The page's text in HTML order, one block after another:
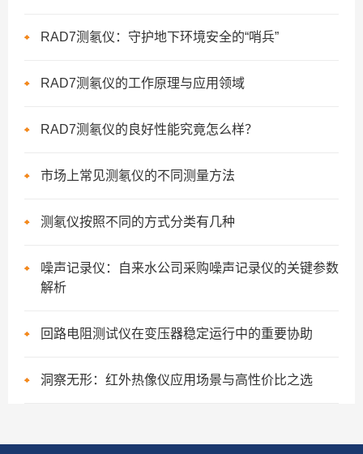
RAD7测氡仪：守护地下环境安全的“哨兵”
RAD7测氡仪的工作原理与应用领域
RAD7测氡仪的良好性能究竟怎么样？
市场上常见测氡仪的不同测量方法
测氡仪按照不同的方式分类有几种
噪声记录仪：自来水公司采购噪声记录仪的关键参数
解析
回路电阻测试仪在变压器稳定运行中的重要协助
洞察无形：红外热像仪应用场景与高性价比之选